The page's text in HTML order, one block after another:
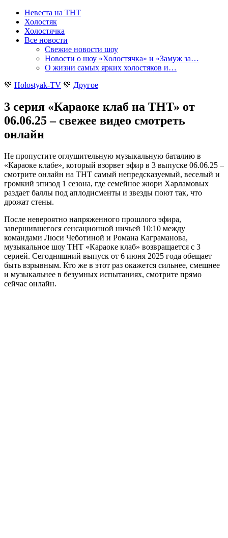
Невеста на ТНТ
Холостяк
Холостячка
Все новости
Свежие новости шоу
Новости о шоу «Холостячка» и «Замуж за…
О жизни самых ярких холостяков и…
💚 Holostyak-TV 💚 Другое
3 серия «Караоке клаб на ТНТ» от
06.06.25 – свежее видео смотреть
онлайн
Не пропустите оглушительную музыкальную баталию в
«Караоке клабе», который взорвет эфир в 3 выпуске 06.06.25 –
смотрите онлайн на ТНТ самый непредсказуемый, веселый и
громкий эпизод 1 сезона, где семейное жюри Харламовых
раздает баллы под аплодисменты и звезды поют так, что
дрожат стены.
После невероятно напряженного прошлого эфира,
завершившегося сенсационной ничьей 10:10 между
командами Люси Чеботиной и Романа Каграманова,
музыкальное шоу ТНТ «Караоке клаб» возвращается с 3
серией. Сегодняшний выпуск от 6 июня 2025 года обещает
быть взрывным. Кто же в этот раз окажется сильнее, смешнее
и музыкальнее в безумных испытаниях, смотрите прямо
сейчас онлайн.